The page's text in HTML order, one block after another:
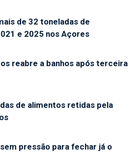
de 32 toneladas de
e 2025 nos Açores
reabre a banhos após terceira
de alimentos retidas pela
pressão para fechar já o